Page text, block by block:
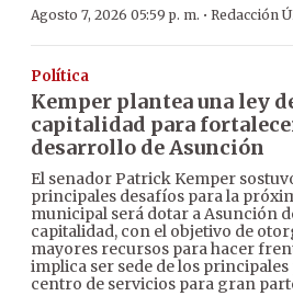
Agosto 7, 2026 05:59 p. m. · Redacción
Política
Kemper plantea una ley
capitalidad para
desarrollo de Asunción
El senador Patrick Kemper
principales desafíos para la
municipal será dotar a Asunción
capitalidad, con el objetivo de
mayores recursos para hacer
implica ser sede de los principales
centro de servicios para gran